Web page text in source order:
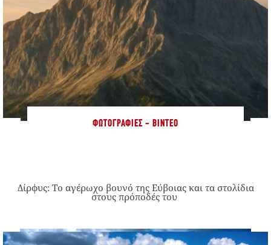
ΦΩΤΟΓΡΑΦΊΕΣ - ΒΊΝΤΕΟ
Δίρφυς: Το αγέρωχο βουνό της Εύβοιας και τα στολίδια
στους πρόποδές του